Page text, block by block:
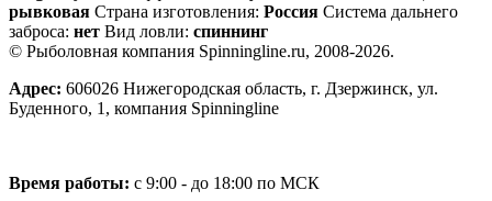
рывковая Страна изготовления: Россия Система дальнего
заброса: нет Вид ловли: спиннинг
© Рыболовная компания Spinningline.ru, 2008-2026.
Адрес: 606026 Нижегородская область, г. Дзержинск, ул.
Буденного, 1, компания Spinningline
Время работы: с 9:00 - до 18:00 по МСК